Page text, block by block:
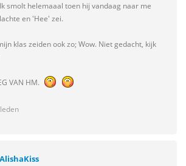
Ik smolt helemaaal toen hij vandaag naar me
lachte en 'Hee' zei.
klas zeiden ook zo; Wow. Niet gedacht, kijk
VAN HM.
AlishaKiss